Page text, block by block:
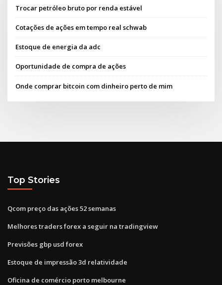
Trocar petróleo bruto por renda estável
Cotações de ações em tempo real schwab
Estoque de energia da adc
Oportunidade de compra de ações
Onde comprar bitcoin com dinheiro perto de mim
Top Stories
Qcom preço das ações 52 semanas
Melhores traders forex a seguir na tradingview
Previsões gbp usd forex
Estoque de impressão 3d relatividade
Oficina de comércio porto melbourne